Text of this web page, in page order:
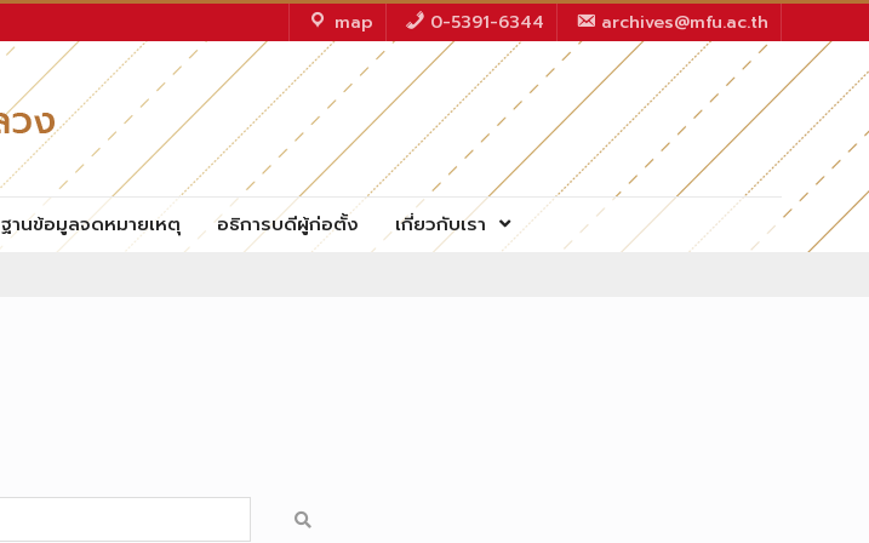
map 0-5391-6344 archives@mfu.ac.th
ฐานข้อมูลจดหมายเหตุ อธิการบดีผู้ก่อตั้ง เกี่ยวกับเรา